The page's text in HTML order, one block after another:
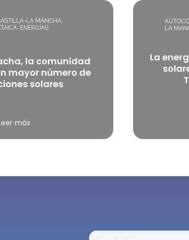
LA MANCHA,
, ENERGÍAS
la comunidad
mayor número de
solares
más
LA
La